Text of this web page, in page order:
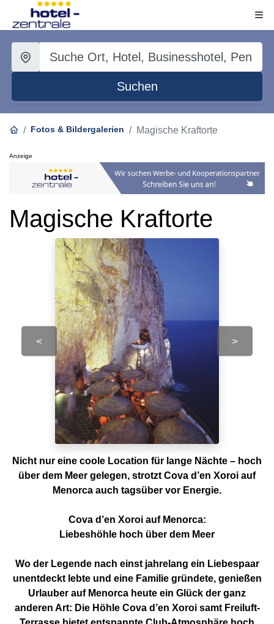
Suchen
Fotos & Bildergalerien Magische Kraftorte
Anzeige
Magische Kraftorte
< >
Nicht nur eine coole Location für lange Nächte – hoch
über dem Meer gelegen, strotzt Cova d’en Xoroi auf
Menorca auch tagsüber vor Energie.
Cova d’en Xoroi auf Menorca:
Liebeshöhle hoch über dem Meer
Wo der Legende nach einst jahrelang ein Liebespaar
unentdeckt lebte und eine Familie gründete, genießen
Urlauber auf Menorca heute ein Glück der ganz
anderen Art: Die Höhle Cova d’en Xoroi samt Freiluft-